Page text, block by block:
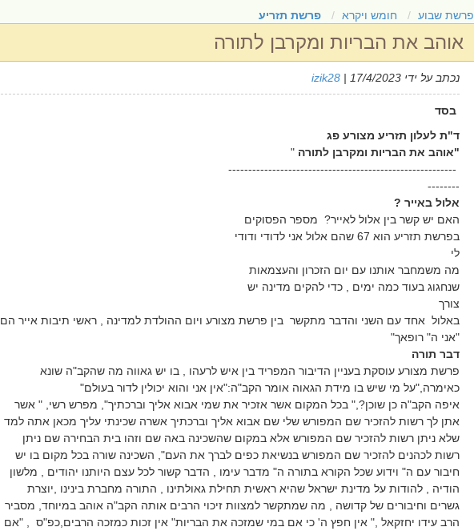
פרשת שבוע חומש ויקרא פרשת תזריע
אוהב את הבריות ומקרבן לתורה
נכתב על ידי izik28 | 17/4/2023
בסד
ד"ת לעלון תזריע מצורע פג
"אוהב את הבריות ומקרבן לתורה "
---------------------------------------------------------
--------
אלול באייר ?
האם יש קשר בין אלול לאייר? מספר הפסוקים
בפרשת תזריע הוא 67 שהם אלול אני לדודי ודודי
לי
מה משמחבר אותנו עם יום הזכרון והעצמאות
שנחגוג בעוד כמה ימים , כדי להקים מדינה יש
צורך
באלול אחד עם השני והדבר מתקשר בין פרשת מצורע ויום ההולדת למדינה , ראשי תיבות אייר הם
"אני ה" רופאך"
דבר תורה
פרשת מצורע עוסקת בעניין הדיבור המפריד בין איש לרעהו , בו יש גאווה מה שהקב"ה שונא
כאימרה,"על מי שיש בו מידת הגאוה אומר הקב"ה:"אין אני והוא יכולין לדור בעולם"
איפה הקב"ה כן שוכן?," בכל המקום אשר אזכיר את שמי אבוא אליך וברכתיך", מפרש רשי, " אשר
אתן לך רשות להזכיר שם המפורש שלי שם אבוא אליך וברכתיך אשרה שכינתי עליך מכאן אתה למד
שלא ניתן רשות להזכיר שם המפורש אלא במקום שהשכינה באה שם וזהו בית הבחירה שם ניתן
רשות לכהנים להזכיר שם המפורש בנשיאת כפים לברך את העם", השכינה שורה בכל מקום בו יש
חיבור עם ה" וידוע שכל הקורא בתורה ה" מדבר עימו , הדבר קשור לכל עצם היותנו יהודים , מלשון
הודיה , להודות על מדינת ישראל שהיא ראשית תחילת גאולתינו , התורה מחברת בינינו ,יוצרת
גשרים וחיבורים של קדושה , מה שמתקשר למצוות זיכוי הרבים אותה הקב"ה אוהב במיוחד, מסביר
הרב עידו יחזקאל ," אין חפץ ה' כי אם במי שמזכה את הבריות" אין זכות כמזכה הרבים,כפ"ס , "אם